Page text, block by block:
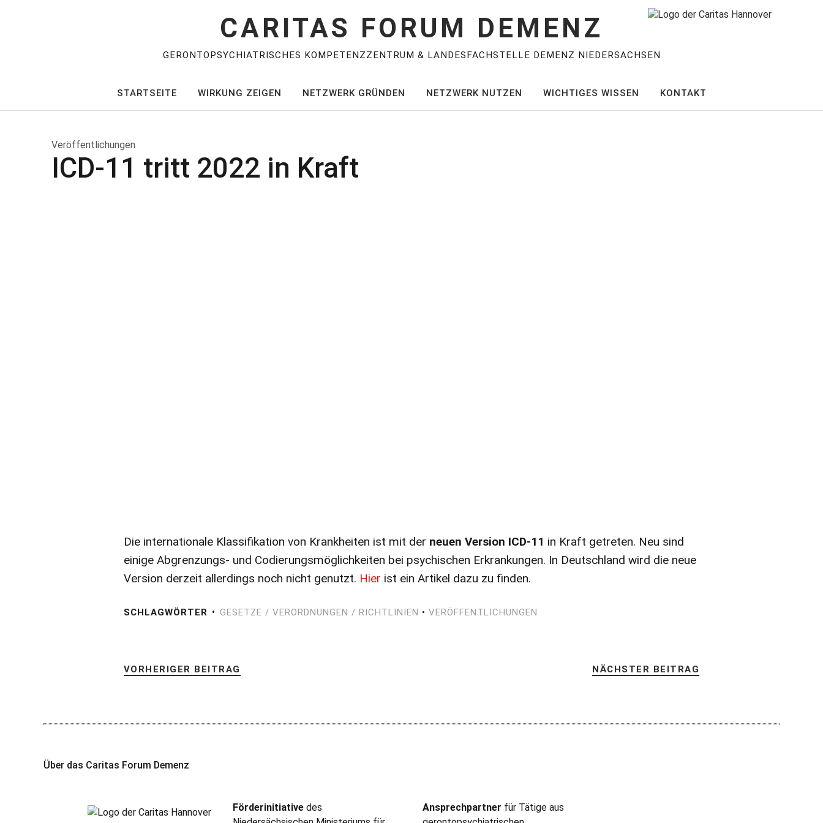
CARITAS FORUM DEMENZ
GERONTOPSYCHIATRISCHES KOMPETENZZENTRUM & LANDESFACHSTELLE DEMENZ NIEDERSACHSEN
STARTSEITE WIRKUNG ZEIGEN NETZWERK GRÜNDEN NETZWERK NUTZEN WICHTIGES WISSEN KONTAKT
Veröffentlichungen
ICD-11 tritt 2022 in Kraft
Die internationale Klassifikation von Krankheiten ist mit der neuen Version ICD-11 in Kraft getreten. Neu sind
einige Abgrenzungs- und Codierungsmöglichkeiten bei psychischen Erkrankungen. In Deutschland wird die neue
Version derzeit allerdings noch nicht genutzt. Hier ist ein Artikel dazu zu finden.
SCHLAGWÖRTER GESETZE / VERORDNUNGEN / RICHTLINIEN • VERÖFFENTLICHUNGEN
VORHERIGER BEITRAG NÄCHSTER BEITRAG
Über das Caritas Forum Demenz
Förderinitiativedes
Ansprechpartner für Tätige aus